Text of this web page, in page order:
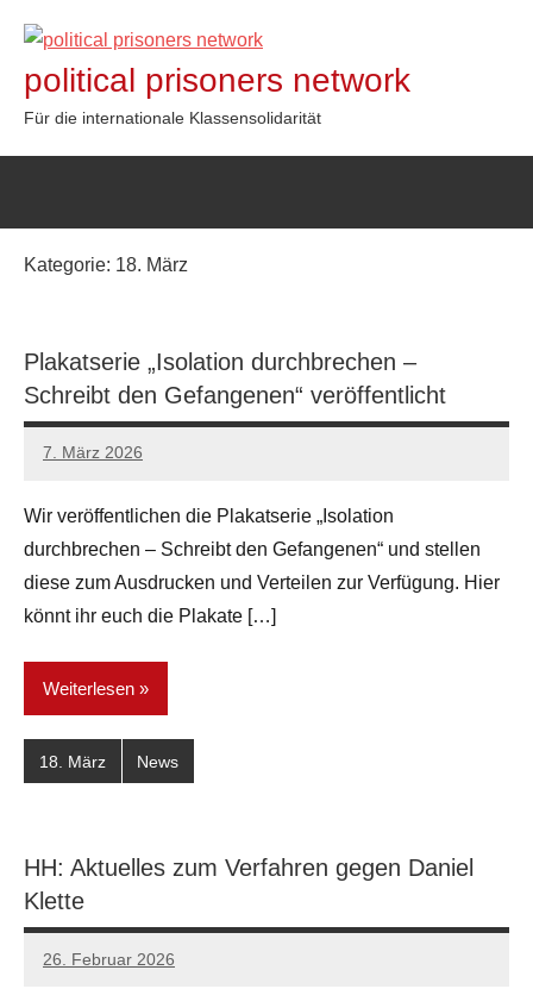
Inhalt
springen
political prisoners network
Für die internationale Klassensolidarität
Kategorie: 18. März
Plakatserie „Isolation durchbrechen –
Schreibt den Gefangenen“ veröffentlicht
7. März 2026
network
Wir veröffentlichen die Plakatserie „Isolation
durchbrechen – Schreibt den Gefangenen“ und stellen
diese zum Ausdrucken und Verteilen zur Verfügung. Hier
könnt ihr euch die Plakate […]
Weiterlesen
18. März News
HH: Aktuelles zum Verfahren gegen Daniel
Klette
26. Februar 2026
network